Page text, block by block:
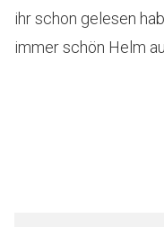
ihr schon gelesen
immer schön Helm